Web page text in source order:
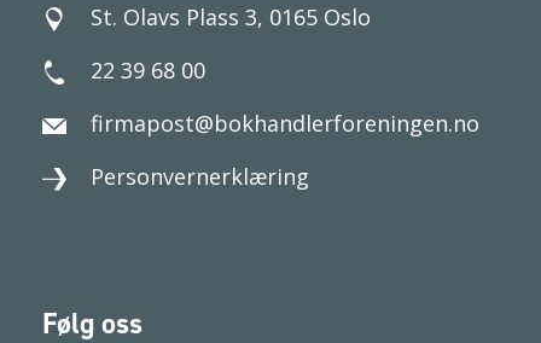
St. Olavs Plass 3, 0165 Oslo
22 39 68 00
firmapost@bokhandlerforeningen.no
Personvernerklæring
Følg oss